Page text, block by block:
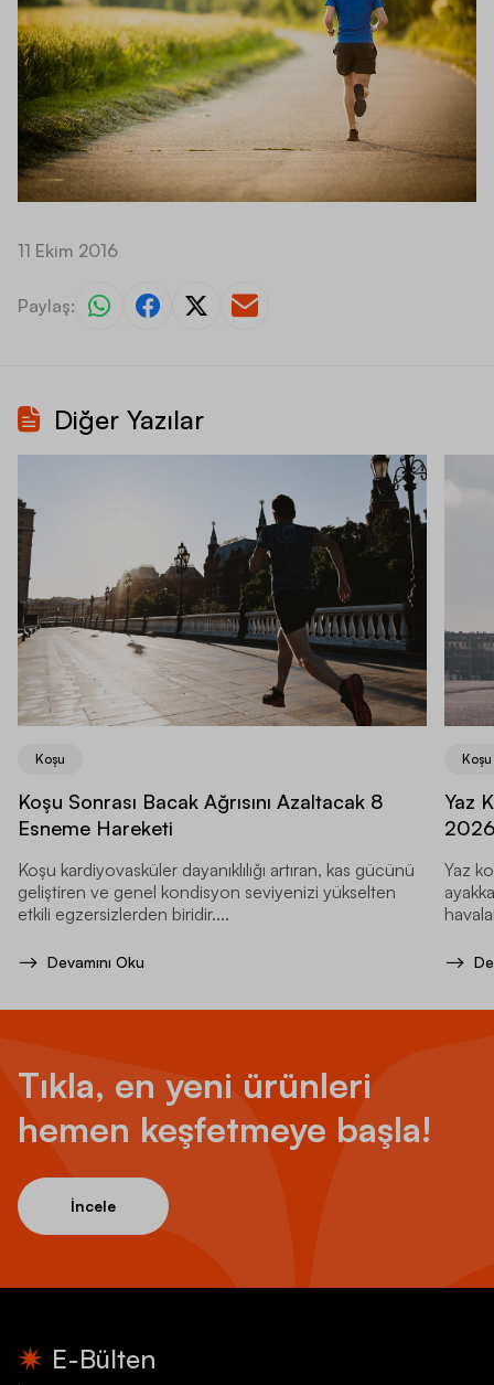
11 Ekim 2016
Paylaş:
Diğer Yazılar
Koşu
Koşu Sonrası Bacak Ağrısını Azaltacak 8
Esneme Hareketi
Koşu kardiyovasküler dayanıklılığı artıran, kas gücünü
geliştiren ve genel kondisyon seviyenizi yükselten
etkili egzersizlerden biridir....
Devamını Oku
Koşu
Yaz
2026
Yaz
Tıkla, en yeni ürünleri
hemen keşfetmeye başla!
İncele
E-Bülten